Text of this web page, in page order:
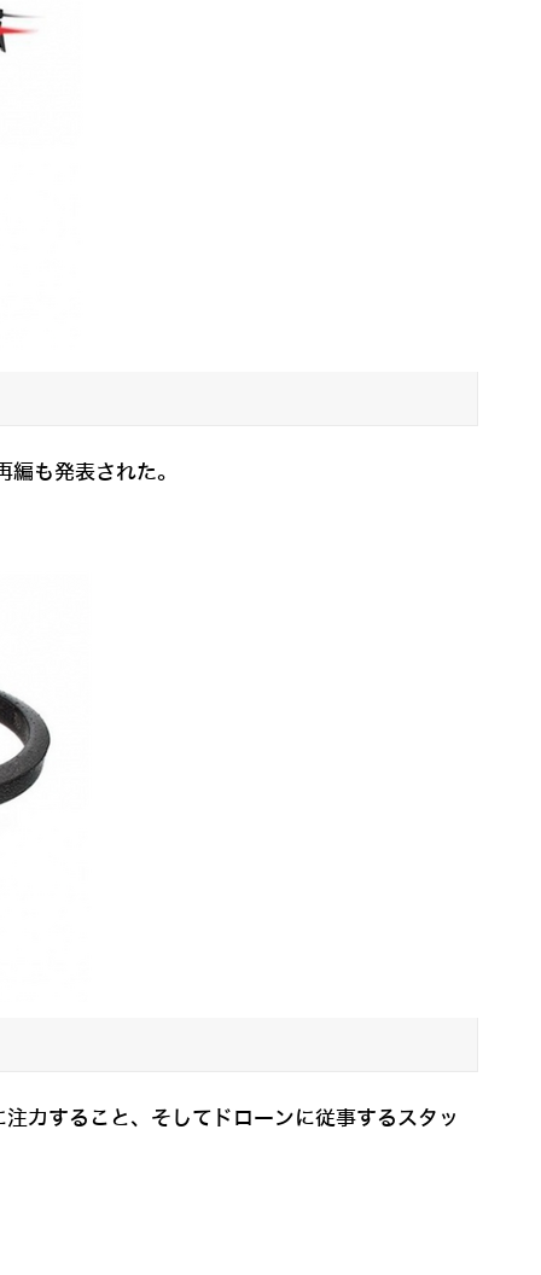
も発表された。
力すること、そしてドローンに従事するスタッ